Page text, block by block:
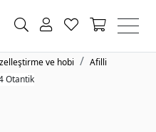
ve hobi
Afilli
Otantik